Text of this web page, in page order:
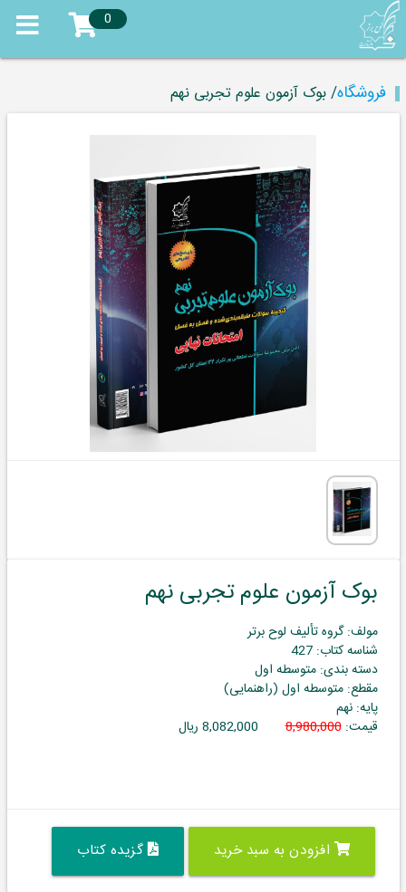
0
فروشگاه/ بوک آزمون علوم تجربی نهم
بوک آزمون علوم تجربی نهم
مولف: گروه تألیف لوح برتر
شناسه کتاب: 427
دسته بندی: متوسطه اول
مقطع: متوسطه اول (راهنمایی)
پایه: نهم
قیمت:8,980,000 8,082,000 ریال
افزودن به سبد خرید گزیده کتاب